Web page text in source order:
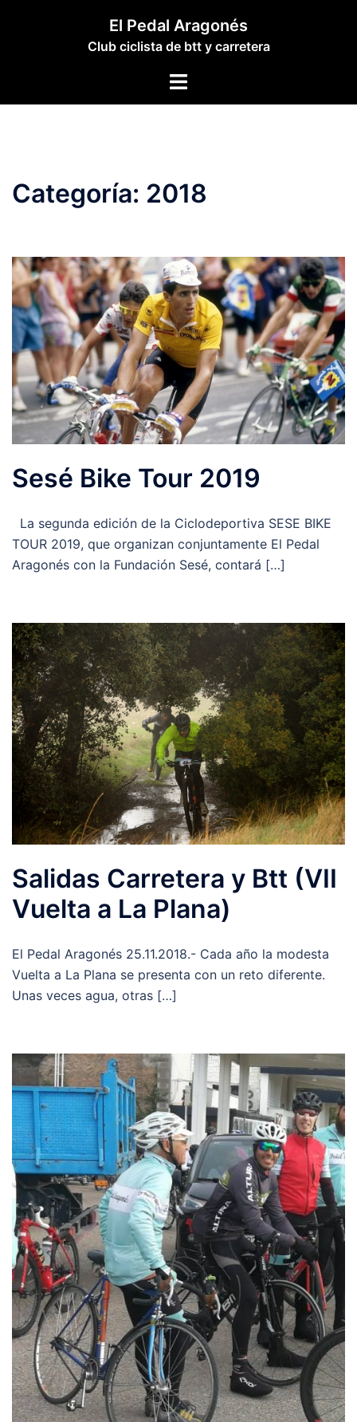
El Pedal Aragonés
Club ciclista de btt y carretera
Alternar
Categoría: 2018
Sesé Bike Tour 2019
La segunda edición de la Ciclodeportiva SESE BIKE
TOUR 2019, que organizan conjuntamente El Pedal
Aragonés con la Fundación Sesé, contará […]
Salidas Carretera y Btt (VII
Vuelta a La Plana)
El Pedal Aragonés 25.11.2018.- Cada año la modesta
Vuelta a La Plana se presenta con un reto diferente.
Unas veces agua, otras […]